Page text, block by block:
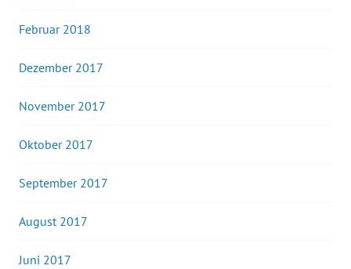
Februar 2018
Dezember 2017
November 2017
Oktober 2017
September 2017
August 2017
Juni 2017